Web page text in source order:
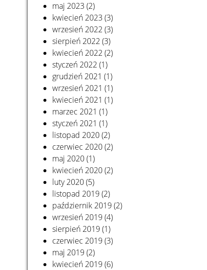
maj 2023 (2)
kwiecień 2023 (3)
wrzesień 2022 (3)
sierpień 2022 (3)
kwiecień 2022 (2)
styczeń 2022 (1)
grudzień 2021 (1)
wrzesień 2021 (1)
kwiecień 2021 (1)
marzec 2021 (1)
styczeń 2021 (1)
listopad 2020(2)
czerwiec 2020(2)
maj 2020(1)
kwiecień 2020(2)
luty 2020(5)
listopad 2019 (2)
październik 2019 (2)
wrzesień 2019 (4)
sierpień 2019 (1)
czerwiec 2019 (3)
maj 2019 (2)
kwiecień 2019 (6)